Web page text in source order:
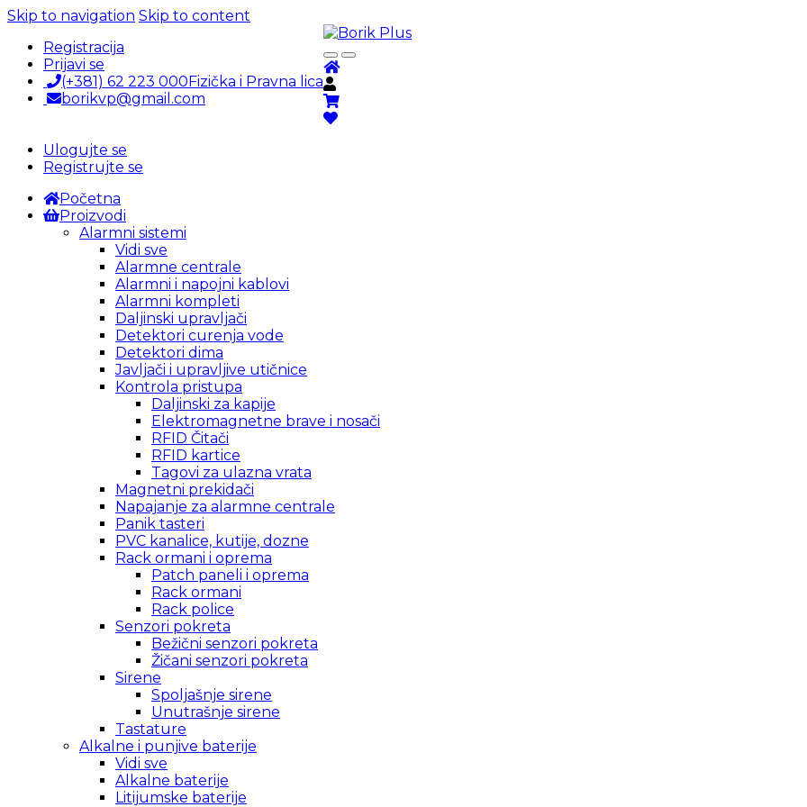
Skip to navigation Skip to content
Registracija
Prijavi se
(+381) 62 223 000Fizička i Pravna lica
borikvp@gmail.com
Ulogujte se
Registrujte se
Početna
Proizvodi
Alarmni sistemi
Vidi sve
Alarmne centrale
Alarmni i napojni kablovi
Alarmni kompleti
Daljinski upravljači
Detektori curenja vode
Detektori dima
Javljači i upravljive utičnice
Kontrola pristupa
Daljinski za kapije
Elektromagnetne brave i nosači
RFID Čitači
RFID kartice
Tagovi za ulazna vrata
Magnetni prekidači
Napajanje za alarmne centrale
Panik tasteri
PVC kanalice, kutije, dozne
Rack ormani i oprema
Patch paneli i oprema
Rack ormani
Rack police
Senzori pokreta
Bežični senzori pokreta
Žičani senzori pokreta
Sirene
Spoljašnje sirene
Unutrašnje sirene
Tastature
Alkalne i punjive baterije
Vidi sve
Alkalne baterije
Litijumske baterije